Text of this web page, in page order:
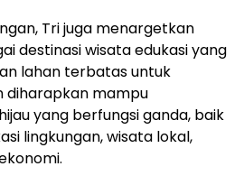
Tri juga menargetkan
destinasi wisata edukasi yang
lahan terbatas untuk
mampu
yang berfungsi ganda, baik
lingkungan, wisata lokal,